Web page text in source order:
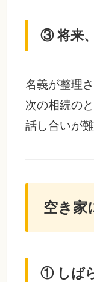
③ 将来
名義が整理
次の相続の
話し合いが
空き家
① しば